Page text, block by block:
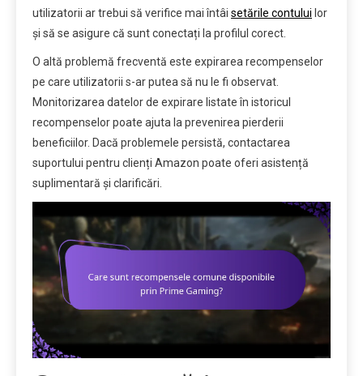
utilizatorii ar trebui să verifice mai întâi setările contului lor
și să se asigure că sunt conectați la profilul corect.
O altă problemă frecventă este expirarea recompenselor
pe care utilizatorii s-ar putea să nu le fi observat.
Monitorizarea datelor de expirare listate în istoricul
recompenselor poate ajuta la prevenirea pierderii
beneficiilor. Dacă problemele persistă, contactarea
suportului pentru clienți Amazon poate oferi asistență
suplimentară și clarificări.